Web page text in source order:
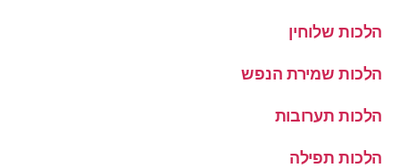
הלכות שלוחין
הלכות שמירת הנפש
הלכות תערובות
הלכות תפילה